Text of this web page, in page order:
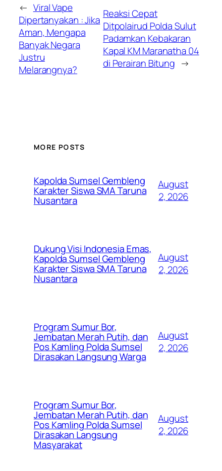
← Viral Vape
Dipertanyakan : Jika
Aman, Mengapa
Banyak Negara
Justru
Melarangnya?
Reaksi Cepat
Ditpolairud Polda Sulut
Padamkan Kebakaran
Kapal KM Maranatha 04
di Perairan Bitung →
MORE POSTS
Kapolda Sumsel Gembleng
Karakter Siswa SMA Taruna
Nusantara
August
2, 2026
Dukung Visi Indonesia Emas,
Kapolda Sumsel Gembleng
Karakter Siswa SMA Taruna
Nusantara
August
2, 2026
Program Sumur Bor,
Jembatan Merah Putih, dan
Pos Kamling Polda Sumsel
Dirasakan Langsung Warga
August
2, 2026
Program Sumur Bor,
Jembatan Merah Putih, dan
Pos Kamling Polda Sumsel
Dirasakan Langsung
Masyarakat
August
2, 2026